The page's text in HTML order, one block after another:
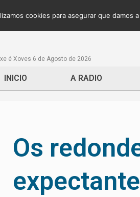
é Xoves 6 de Agosto de 2026
INICIO A RADIO
Os
cookies para asegurar que damos